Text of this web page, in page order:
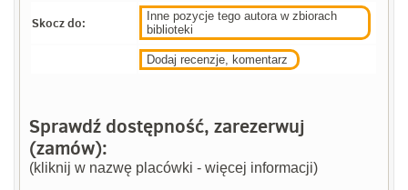
Skocz do:
Inne pozycje tego autora w zbiorach
biblioteki
Dodaj recenzje, komentarz
Sprawdź dostępność, zarezerwuj
(zamów):
(kliknij w nazwę placówki - więcej informacji)